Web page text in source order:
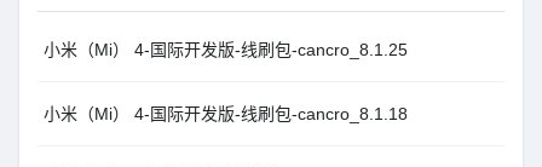
小米（Mi） 4-国际开发版-线刷包-cancro_8.1.25
小米（Mi） 4-国际开发版-线刷包-cancro_8.1.18